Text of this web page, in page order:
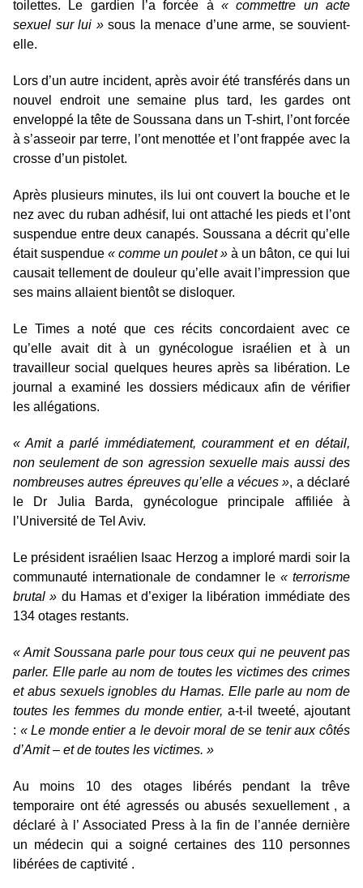
toilettes. Le gardien l’a forcée à « commettre un acte
sexuel sur lui » sous la menace d’une arme, se souvient-
elle.
Lors d’un autre incident, après avoir été transférés dans un
nouvel endroit une semaine plus tard, les gardes ont
enveloppé la tête de Soussana dans un T-shirt, l’ont forcée
à s’asseoir par terre, l’ont menottée et l’ont frappée avec la
crosse d’un pistolet.
Après plusieurs minutes, ils lui ont couvert la bouche et le
nez avec du ruban adhésif, lui ont attaché les pieds et l’ont
suspendue entre deux canapés. Soussana a décrit qu’elle
était suspendue « comme un poulet » à un bâton, ce qui lui
causait tellement de douleur qu’elle avait l’impression que
ses mains allaient bientôt se disloquer.
Le Times a noté que ces récits concordaient avec ce
qu’elle avait dit à un gynécologue israélien et à un
travailleur social quelques heures après sa libération. Le
journal a examiné les dossiers médicaux afin de vérifier
les allégations.
« Amit a parlé immédiatement, couramment et en détail,
non seulement de son agression sexuelle mais aussi des
nombreuses autres épreuves qu’elle a vécues », a déclaré
le Dr Julia Barda, gynécologue principale affiliée à
l’Université de Tel Aviv.
Le président israélien Isaac Herzog a imploré mardi soir la
communauté internationale de condamner le « terrorisme
brutal » du Hamas et d’exiger la libération immédiate des
134 otages restants.
« Amit Soussana parle pour tous ceux qui ne peuvent pas
parler. Elle parle au nom de toutes les victimes des crimes
et abus sexuels ignobles du Hamas. Elle parle au nom de
toutes les femmes du monde entier, a-t-il tweeté, ajoutant
: « Le monde entier a le devoir moral de se tenir aux côtés
d’Amit – et de toutes les victimes. »
Au moins 10 des otages libérés pendant la trêve
temporaire ont été agressés ou abusés sexuellement , a
déclaré à l’ Associated Press à la fin de l’année dernière
un médecin qui a soigné certaines des 110 personnes
libérées de captivité .